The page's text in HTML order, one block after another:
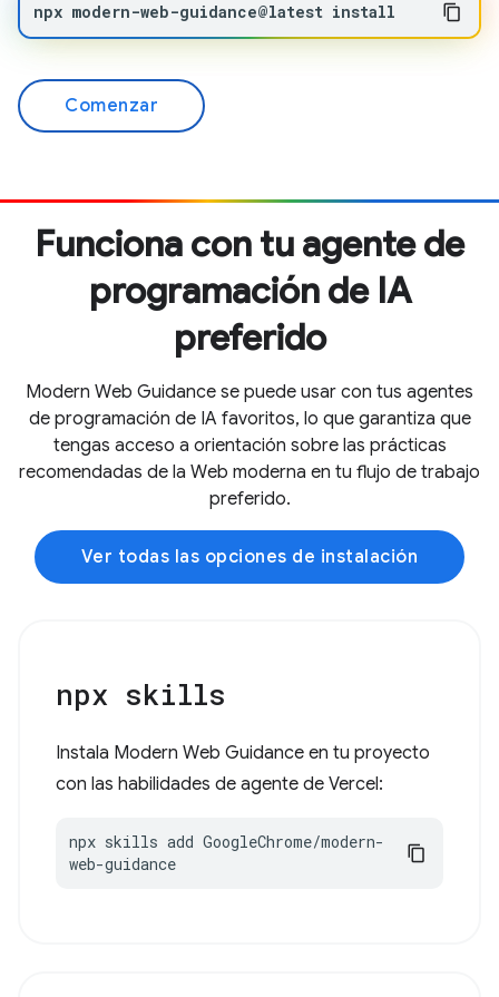
npx modern-web-guidance@latest install
Comenzar
Funciona con tu agente de
programación de IA
preferido
Modern Web Guidance se puede usar con tus agentes
de programación de IA favoritos, lo que garantiza que
tengas acceso a orientación sobre las prácticas
recomendadas de la Web moderna en tu flujo de trabajo
preferido.
Ver todas las opciones de instalación
npx skills
Instala Modern Web Guidance en tu proyecto
con las habilidades de agente de Vercel:
npx skills add GoogleChrome/modern-
web-guidance